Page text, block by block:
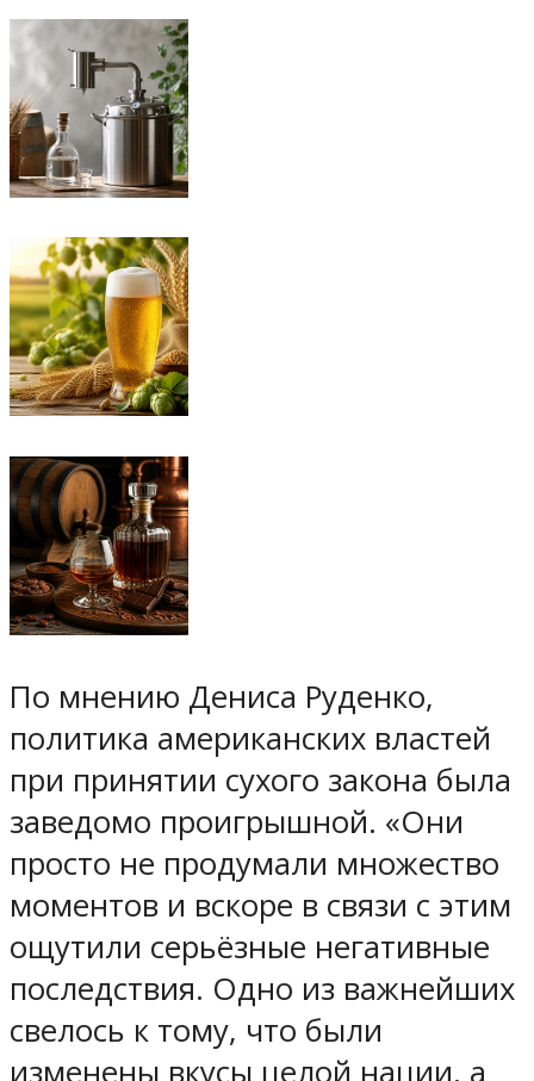
По мнению Дениса Руденко,
политика американских властей
при принятии сухого закона была
заведомо проигрышной. «Они
просто не продумали множество
моментов и вскоре в связи с этим
ощутили серьёзные негативные
последствия. Одно из важнейших
свелось к тому, что были
изменены вкусы целой нации, а